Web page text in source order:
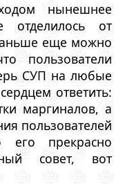
нынешнее
отделилось от
еще можно
пользователи
СУП на любые
ответить:
маргиналов, а
пользователей
прекрасно
совет, вот